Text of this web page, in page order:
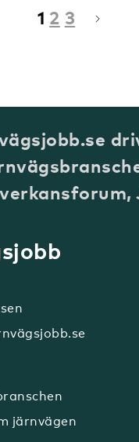
1 2 3
järnvägen